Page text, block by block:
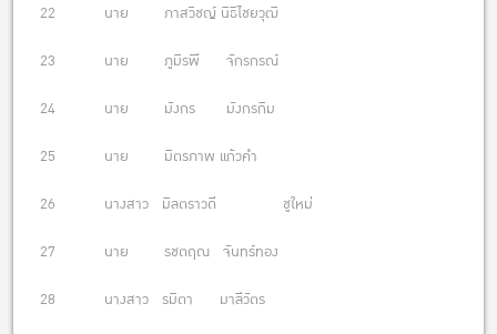
22 นาย ภาสวิชญ์ นิธิไชยวุฒิ
23 นาย ภูมิรพี จักรกรณ์
24 นาย มังกร มังกรกิม
25 นาย มิตรภาพ เเก้วคำ
26 นางสาว มิลตราวดี ชูใหม่
27 นาย รชตฤณ จันทร์ทอง
28 นางสาว รมิตา มาลีวัตร